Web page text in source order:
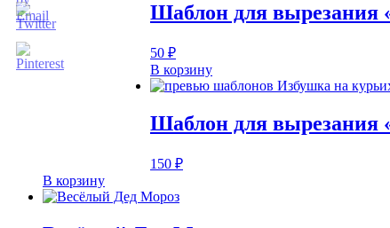
Шаблон для вырезания
50 ₽
В корзину
Шаблон для вырезания
150 ₽
В корзину